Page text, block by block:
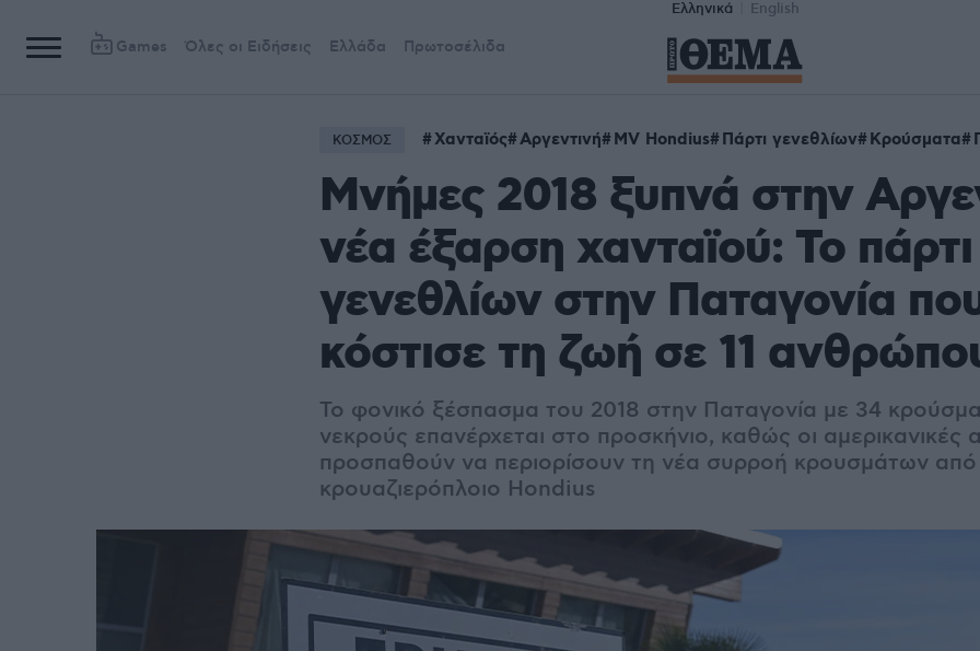
Ελληνικά English
Games Όλες οι Ειδήσεις Ελλάδα Πρωτοσέλιδα
ΚΟΣΜΟΣ Χανταϊός Αργεντινή MV Hondius Πάρτι γενεθλίων Κρούσματα
Μνήμες 2018 ξυπνά στην
νέα έξαρση χανταϊού: Το πάρτι
γενεθλίων στην Παταγονία
κόστισε τη ζωή σε 11
Το φονικό ξέσπασμα του 2018 στην Παταγονία με 34
νεκρούς επανέρχεται στο προσκήνιο, καθώς οι αμερικανικές
προσπαθούν να περιορίσουν τη νέα συρροή κρουσμάτων
κρουαζιερόπλοιο Hondius